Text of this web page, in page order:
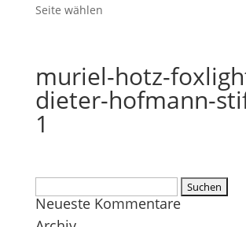
Seite wählen
muriel-hotz-
dieter-hofmann-
1
nach:
Neueste Kommentare